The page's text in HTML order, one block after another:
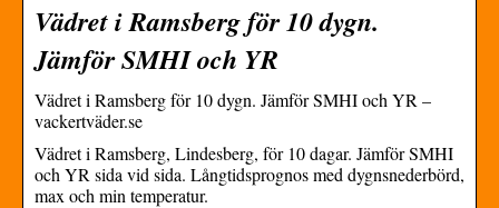
Vädret i Ramsberg för 10 dygn.
Jämför SMHI och YR
Vädret i Ramsberg för 10 dygn. Jämför SMHI och YR –
vackertväder.se
Vädret i Ramsberg, Lindesberg, för 10 dagar. Jämför SMHI
och YR sida vid sida. Långtidsprognos med dygnsnederbörd,
max och min temperatur.